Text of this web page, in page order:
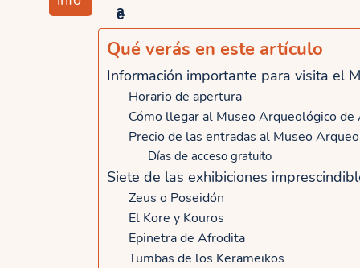
a
s
c
o
a
c
l
e
t
c
Qué verás en este artículo
Información importante para visita el
Horario de apertura
Cómo llegar al Museo Arqueológico de
Precio de las entradas al Museo
Días de acceso gratuito
Siete de las exhibiciones
Zeus o Poseidón
El Kore y Kouros
Epinetra de Afrodita
Tumbas de los Kerameikos